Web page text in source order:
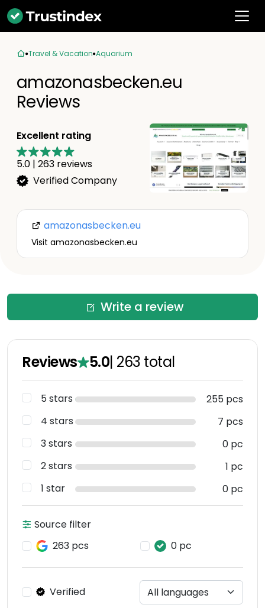
Travel & Vacation Aquarium
amazonasbecken.eu
Reviews
Excellent rating
5.0 | 263 reviews
Verified Company
amazonasbecken.eu
Visit amazonasbecken.eu
Write a review
Reviews 5.0| 263 total
5 stars
255 pcs
4 stars
7 pcs
3 stars
0 pc
2 stars
1 pc
1 star
0 pc
Source filter
263 pcs
0 pc
Verified